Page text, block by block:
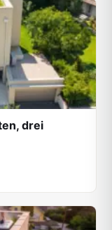
drei